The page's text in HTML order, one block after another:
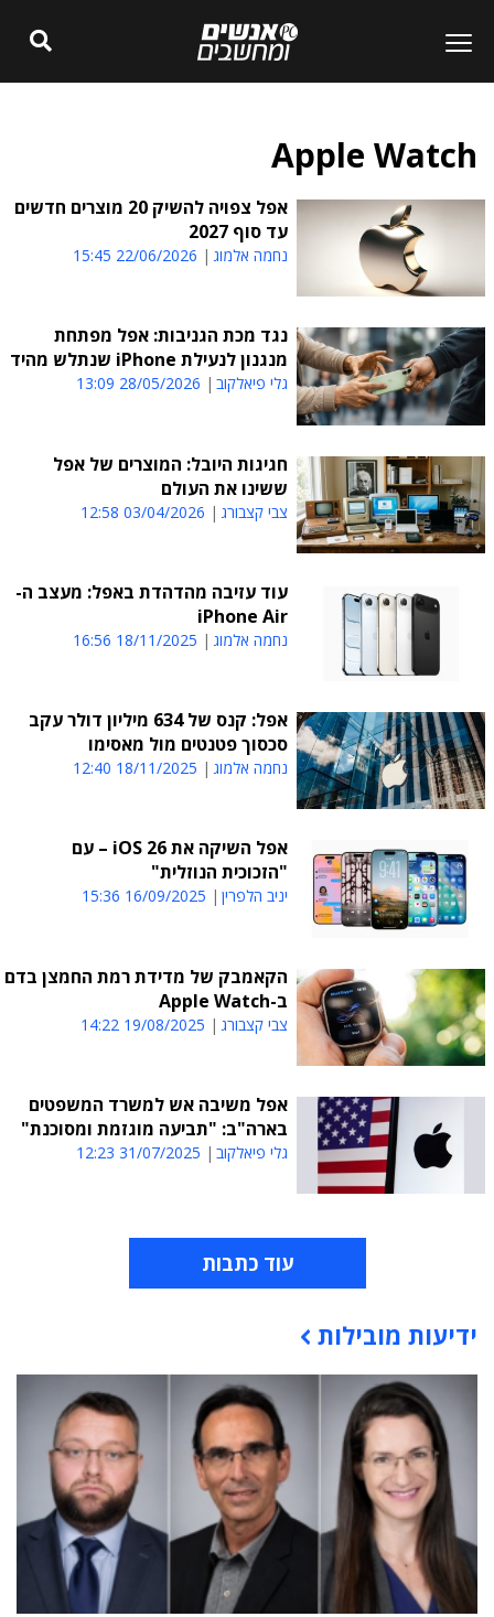
Apple Watch
אפל צפויה להשיק 20 מוצרים חדשים
עד סוף 2027
נחמה אלמוג 22/06/2026 15:45
נגד מכת הגניבות: אפל מפתחת
מנגנון לנעילת iPhone שנתלש מהיד
גלי פיאלקוב 28/05/2026 13:09
חגיגות היובל: המוצרים של אפל
ששינו את העולם
צבי קצבורג 03/04/2026 12:58
עוד עזיבה מהדהדת באפל: מעצב ה-
iPhone Air
נחמה אלמוג 18/11/2025 16:56
אפל: קנס של 634 מיליון דולר עקב
סכסוך פטנטים מול מאסימו
נחמה אלמוג 18/11/2025 12:40
אפל השיקה את iOS 26 – עם
"הזכוכית הנוזלית"
יניב הלפרין 16/09/2025 15:36
הקאמבק של מדידת רמת החמצן בדם
ב-Apple Watch
צבי קצבורג 19/08/2025 14:22
אפל משיבה אש למשרד המשפטים
בארה"ב: "תביעה מוגזמת ומסוכנת"
גלי פיאלקוב 31/07/2025 12:23
עוד כתבות
תוכן פרסומי
ידיעות מובילות